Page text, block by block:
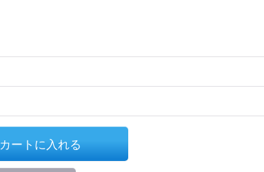
カートに入れる